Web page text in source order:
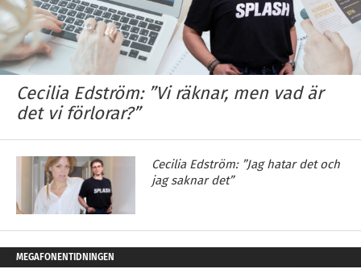
Cecilia Edström: ”Vi räknar, men vad är
det vi förlorar?”
Cecilia Edström: ”Jag hatar det och
jag saknar det”
MEGAFONENTIDNINGEN